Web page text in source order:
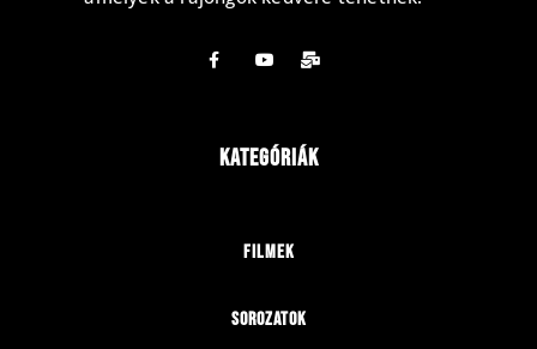
Kategóriák
Filmek
Sorozatok